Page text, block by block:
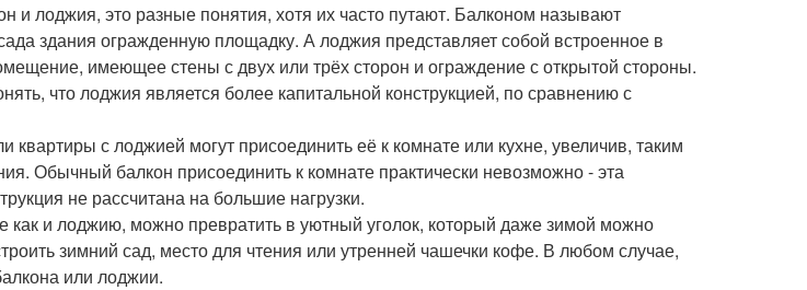
и лоджия, это разные понятия, хотя их часто путают. Балконом называют
здания огражденную площадку. А лоджия представляет собой встроенное в
имеющее стены с двух или трёх сторон и ограждение с открытой стороны.
что лоджия является более капитальной конструкцией, по сравнению с
квартиры с лоджией могут присоединить её к комнате или кухне, увеличив, таким
Обычный балкон присоединить к комнате практически невозможно - эта
не рассчитана на большие нагрузки.
как и лоджию, можно превратить в уютный уголок, который даже зимой можно
зимний сад, место для чтения или утренней чашечки кофе. В любом случае,
или лоджии.